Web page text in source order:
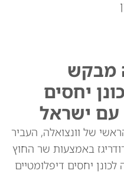
מבקש
יחסים
עם ישראל
של וונצואלה, העביר
באמצעות שר החוץ
יחסים דיפלומטיים